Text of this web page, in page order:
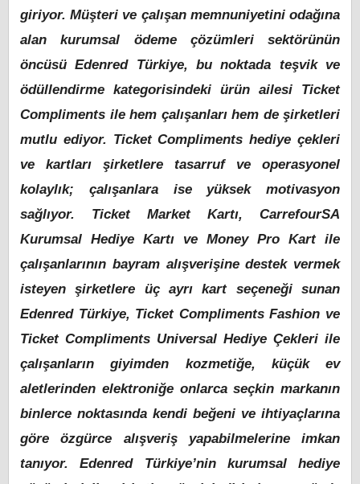
giriyor. Müşteri ve çalışan memnuniyetini odağına
alan kurumsal ödeme çözümleri sektörünün
öncüsü Edenred Türkiye, bu noktada teşvik ve
ödüllendirme kategorisindeki ürün ailesi Ticket
Compliments ile hem çalışanları hem de şirketleri
mutlu ediyor. Ticket Compliments hediye çekleri
ve kartları şirketlere tasarruf ve operasyonel
kolaylık; çalışanlara ise yüksek motivasyon
sağlıyor. Ticket Market Kartı, CarrefourSA
Kurumsal Hediye Kartı ve Money Pro Kart ile
çalışanlarının bayram alışverişine destek vermek
isteyen şirketlere üç ayrı kart seçeneği sunan
Edenred Türkiye, Ticket Compliments Fashion ve
Ticket Compliments Universal Hediye Çekleri ile
çalışanların giyimden kozmetiğe, küçük ev
aletlerinden elektroniğe onlarca seçkin markanın
binlerce noktasında kendi beğeni ve ihtiyaçlarına
göre özgürce alışveriş yapabilmelerine imkan
tanıyor. Edenred Türkiye’nin kurumsal hediye